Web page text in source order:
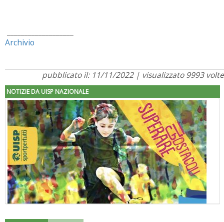
Archivio
pubblicato il: 11/11/2022 | visualizzato 9993 volte
NOTIZIE DA UISP NAZIONALE